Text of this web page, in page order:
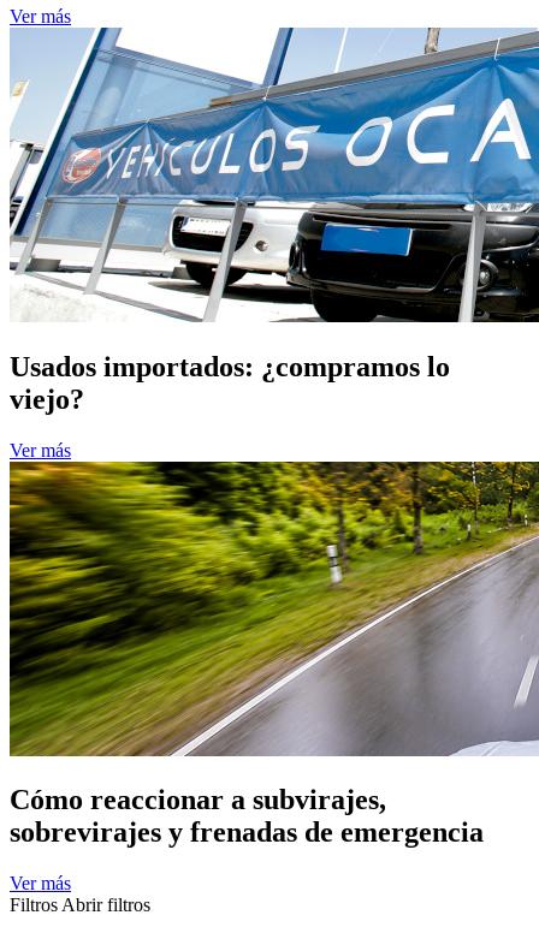
Ver más
Usados importados: ¿compramos lo
viejo?
Ver más
Cómo reaccionar a subvirajes,
sobrevirajes y frenadas de emergencia
Ver más
Filtros Abrir filtros